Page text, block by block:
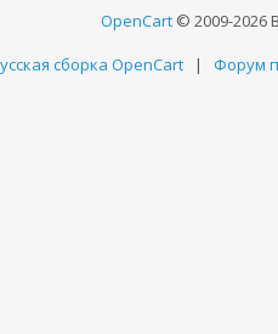
OpenCart © 2009-2026
сборка OpenCart | Форум